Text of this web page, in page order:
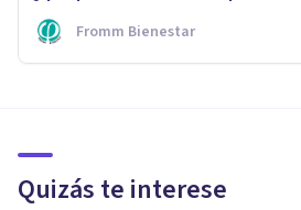
Fromm Bienestar
Quizás te interese